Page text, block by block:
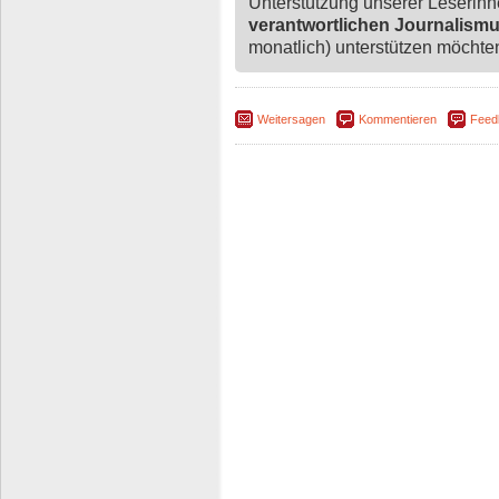
verantwortlichen
monatlich) unterstützen
Weitersagen Kommentieren